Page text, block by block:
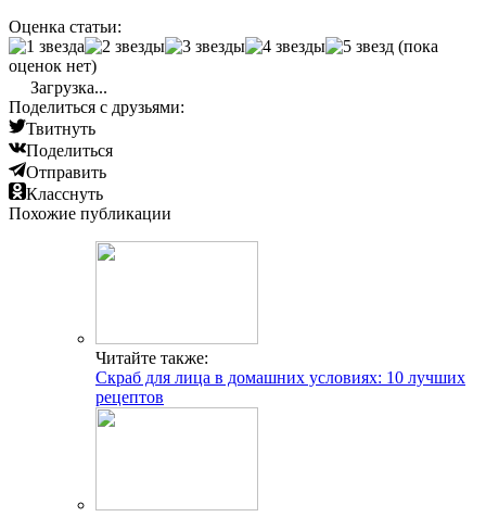
Оценка статьи:
(пока
оценок нет)
Загрузка...
Поделиться с друзьями:
Твитнуть
Поделиться
Отправить
Класснуть
Похожие публикации
Читайте также:
Скраб для лица в домашних условиях: 10 лучших
рецептов